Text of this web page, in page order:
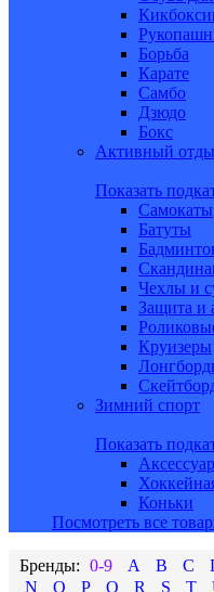
Борьба
Карате
Самбо
Дзюдо
Бокс
Активный
Показать
Самокаты
Батуты
Чехлы и
Защита и
Круизеры
Зимний спорт
Показать
Коньки
Посмотреть все
0-9 A B C
N
O P Q R S T